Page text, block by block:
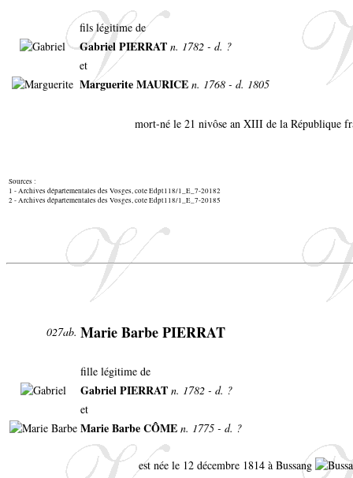
fils légitime de
Gabriel PIERRAT n. 1782 - d. ?
et
Marguerite MAURICE n. 1768 - d. 1805
mort-né le 21 nivôse an XIII de la République
Sources :
1 - Archives départementales des Vosges, cote Edpt118/1_E_7-20182
2 - Archives départementales des Vosges, cote Edpt118/1_E_7-20185
027ab. Marie Barbe PIERRAT
fille légitime de
Gabriel PIERRAT n. 1782 - d. ?
et
Marie Barbe CÔME n. 1775 - d. ?
est née le 12 décembre 1814 à Bussang